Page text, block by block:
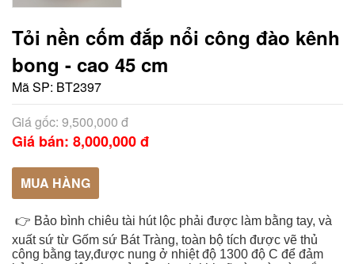
Tỏi nền cốm đắp nổi công đào kênh
bong - cao 45 cm
Mã SP: BT2397
Giá gốc: 9,500,000 đ
Giá bán: 8,000,000 đ
MUA HÀNG
👉 Bảo bình chiêu tài hút lộc phải được làm bằng tay, và
xuất sứ từ Gốm sứ Bát Tràng, toàn bộ tích được vẽ thủ
công bằng tay,được nung ở nhiệt độ 1300 độ C để đảm